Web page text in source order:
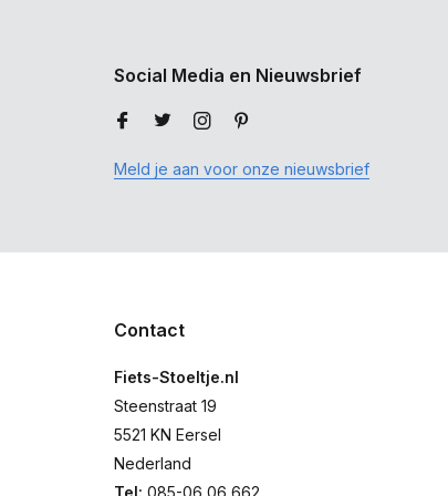
Social Media en Nieuwsbrief
Meld je aan voor onze nieuwsbrief
Contact
Fiets-Stoeltje.nl
Steenstraat 19
5521 KN Eersel
Nederland
Tel: 085-06 06 662